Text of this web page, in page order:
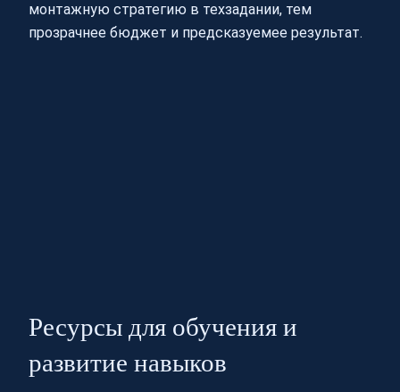
монтажную стратегию в техзадании, тем
прозрачнее бюджет и предсказуемее результат.
Ресурсы для обучения и
развитие навыков